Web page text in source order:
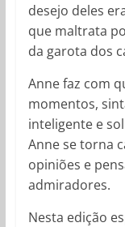
desejo deles
que maltrata
da garota dos
Anne faz com
momentos,
inteligente e
Anne se torna
opiniões e
admiradores.
Nesta edição